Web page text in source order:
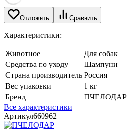
Отложить Сравнить
Характеристики:
Животное
Для собак
Средства по уходу
Шампуни
Страна производитель Россия
Вес упаковки
1 кг
Бренд
ПЧЕЛОДАР
Все характеристики
Артикул660962